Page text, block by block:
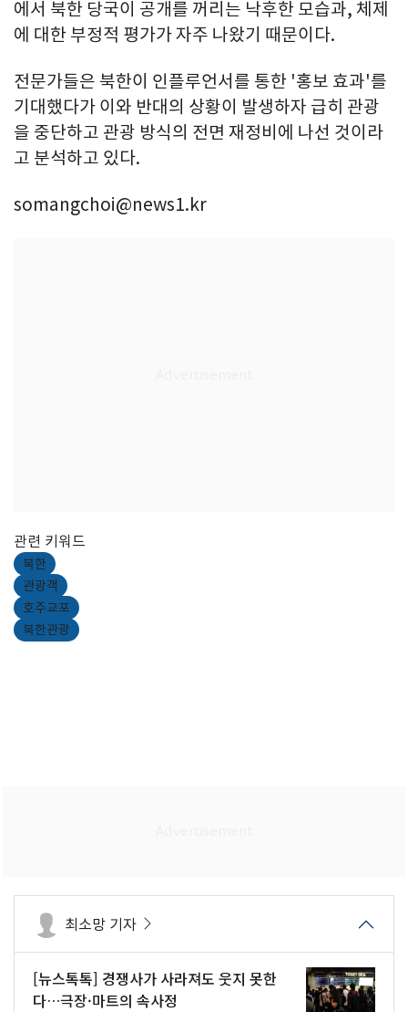
에서 북한 당국이 공개를 꺼리는 낙후한 모습과, 체제
에 대한 부정적 평가가 자주 나왔기 때문이다.
전문가들은 북한이 인플루언서를 통한 '홍보 효과'를
기대했다가 이와 반대의 상황이 발생하자 급히 관광
을 중단하고 관광 방식의 전면 재정비에 나선 것이라
고 분석하고 있다.
somangchoi@news1.kr
관련 키워드
북한
관광객
호주교포
북한관광
최소망 기자
[뉴스톡톡] 경쟁사가 사라져도 웃지 못한
다…극장·마트의 속사정